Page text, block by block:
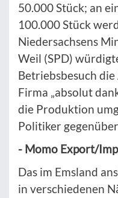
50.000 Stück; an
100.000 Stück
Niedersachsens
Weil (SPD)
Betriebsbesuch
Firma „absolut
die Produktion
Politiker
- Momo Export/
Das im Emsland
in verschiedenen